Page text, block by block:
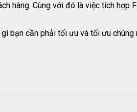
hàng. Cùng với đó là việc tích hợp
bạn cần phải tối ưu và tối ưu chúng